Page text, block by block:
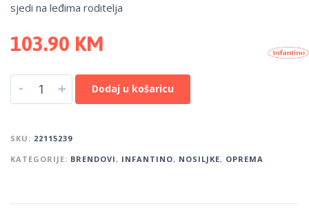
sjedi na leđima roditelja
103.90 KM
- + Dodaj u košaricu
SKU: 22115239
KATEGORIJE: BRENDOVI, INFANTINO, NOSILJKE, OPREMA